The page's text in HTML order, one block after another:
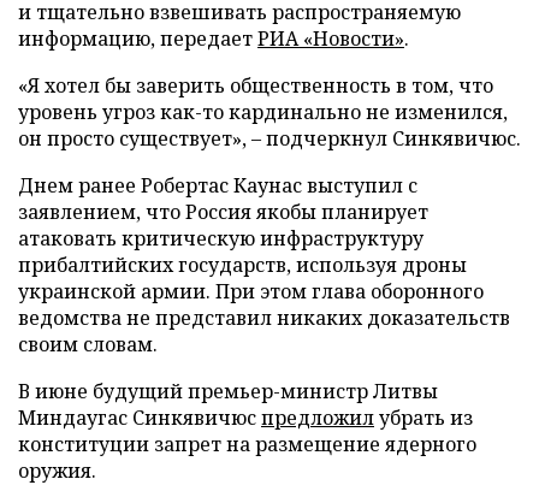
и тщательно взвешивать распространяемую
информацию, передаетРИА «Новости».
«Я хотел бы заверить общественность в том, что
уровень угроз как-то кардинально не изменился,
он просто существует», – подчеркнул Синкявичюс.
Днем ранее Робертас Каунас выступил с
заявлением, что Россия якобы планирует
атаковать критическую инфраструктуру
прибалтийских государств, используя дроны
украинской армии. При этом глава оборонного
ведомства не представил никаких доказательств
своим словам.
В июне будущий премьер-министр Литвы
Миндаугас Синкявичюспредложилубрать из
конституции запрет на размещение ядерного
оружия.